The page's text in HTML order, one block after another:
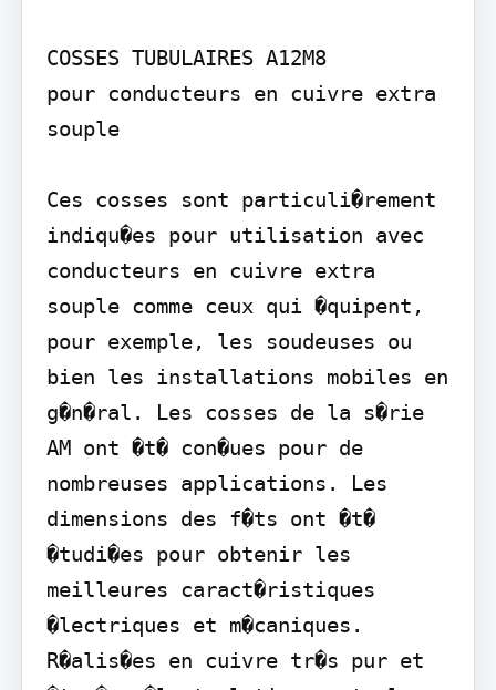
COSSES TUBULAIRES A12M8
pour conducteurs en cuivre extra
souple
Ces cosses sont particuli�rement
indiqu�es pour utilisation avec
conducteurs en cuivre extra
souple comme ceux qui �quipent,
pour exemple, les soudeuses ou
bien les installations mobiles en
g�n�ral. Les cosses de la s�rie
AM ont �t� con�ues pour de
nombreuses applications. Les
dimensions des f�ts ont �t�
�tudi�es pour obtenir les
meilleures caract�ristiques
�lectriques et m�caniques.
R�alis�es en cuivre tr�s pur et